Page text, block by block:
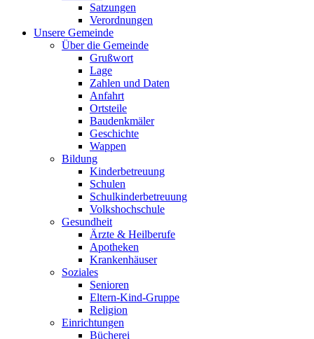
Satzungen
Verordnungen
Unsere Gemeinde
Über die Gemeinde
Grußwort
Lage
Zahlen und Daten
Anfahrt
Ortsteile
Baudenkmäler
Geschichte
Wappen
Bildung
Kinderbetreuung
Schulen
Schulkinderbetreuung
Volkshochschule
Gesundheit
Ärzte & Heilberufe
Apotheken
Krankenhäuser
Soziales
Senioren
Eltern-Kind-Gruppe
Religion
Einrichtungen
Bücherei